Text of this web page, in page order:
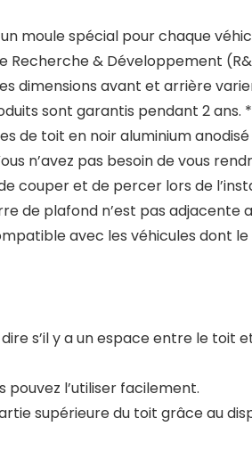
moule spécial pour chaque
Recherche & Développement
dimensions avant et arrière
sont garantis pendant 2 ans.
de toit en noir aluminium
n’avez pas besoin de vous
couper et de percer lors de
de plafond n’est pas adjacente
avec les véhicules dont
s’il y a un espace entre le toit
pouvez l’utiliser facilement.
supérieure du toit grâce au